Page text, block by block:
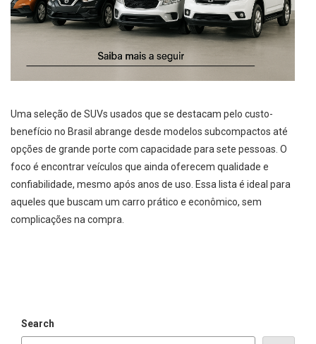
Uma seleção de SUVs usados que se destacam pelo custo-
benefício no Brasil abrange desde modelos subcompactos até
opções de grande porte com capacidade para sete pessoas. O
foco é encontrar veículos que ainda oferecem qualidade e
confiabilidade, mesmo após anos de uso. Essa lista é ideal para
aqueles que buscam um carro prático e econômico, sem
complicações na compra.
Search